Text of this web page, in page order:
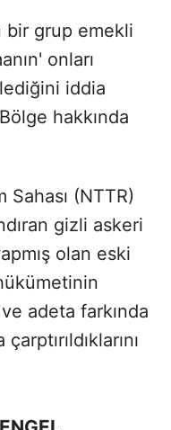
bir grup emekli
onları
iddia
hakkında
Sahası (NTTR)
gizli askeri
olan eski
adeta farkında